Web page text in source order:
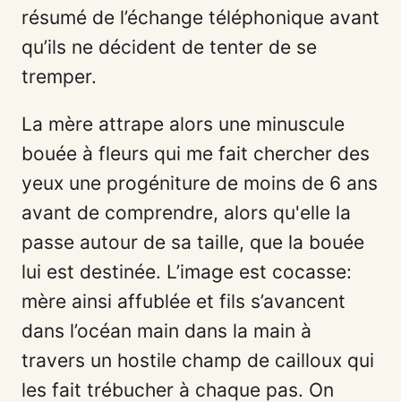
résumé de l’échange téléphonique avant
qu’ils ne décident de tenter de se
tremper.
La mère attrape alors une minuscule
bouée à fleurs qui me fait chercher des
yeux une progéniture de moins de 6 ans
avant de comprendre, alors qu'elle la
passe autour de sa taille, que la bouée
lui est destinée. L’image est cocasse:
mère ainsi affublée et fils s’avancent
dans l’océan main dans la main à
travers un hostile champ de cailloux qui
les fait trébucher à chaque pas. On